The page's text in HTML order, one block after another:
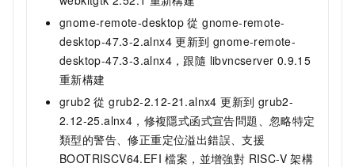
gnome-remote-desktop 從 gnome-remote-
desktop-47.3-2.alnx4 更新到 gnome-remote-
desktop-47.3-3.alnx4，跟隨 libvncserver 0.9.15
重新構建
grub2 從 grub2-2.12-21.alnx4 更新到 grub2-
2.12-25.alnx4，修複隱式函式宣告問題、忽略特定
類型的警告、修正重定位溢出錯誤、支援
BOOTRISCV64.EFI 檔案，並增強對 RISC-V 架構